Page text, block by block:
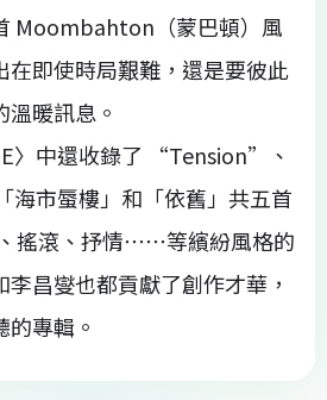
Moombahton（蒙巴頓）風
在即使時局艱難，還是要彼此
暖訊息。
〉中還收錄了 “Tension”、
市蜃樓」和「依舊」共五首
搖滾、抒情⋯⋯等繽紛風格的
昌燮也都貢獻了創作才華，
專輯。